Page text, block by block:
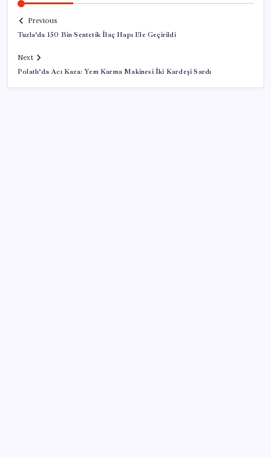
Previous
Tuzla’da 150 Bin Sentetik İlaç Hapı Ele Geçirildi
Next
Polatlı’da Acı Kaza: Yem Karma Makinesi İki Kardeşi Sardı